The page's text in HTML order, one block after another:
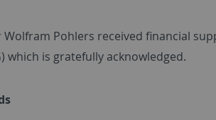
Wolfram Pohlers received financial
which is gratefully acknowledged.